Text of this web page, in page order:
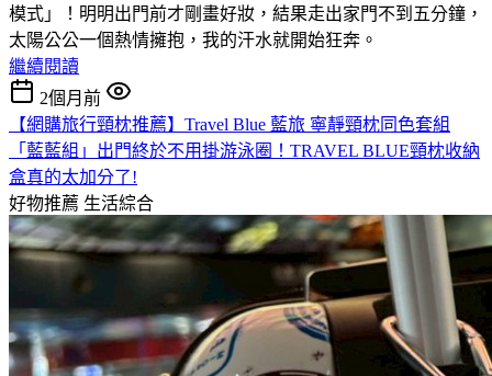
模式」！明明出門前才剛畫好妝，結果走出家門不到五分鐘，
太陽公公一個熱情擁抱，我的汗水就開始狂奔。
繼續閱讀
2個月前
【網購旅行頸枕推薦】Travel Blue 藍旅 寧靜頸枕同色套組
「藍藍組」出門終於不用掛游泳圈！TRAVEL BLUE頸枕收納
盒真的太加分了!
好物推薦 生活綜合